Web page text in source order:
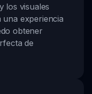
los visuales
una experiencia
obtener
de